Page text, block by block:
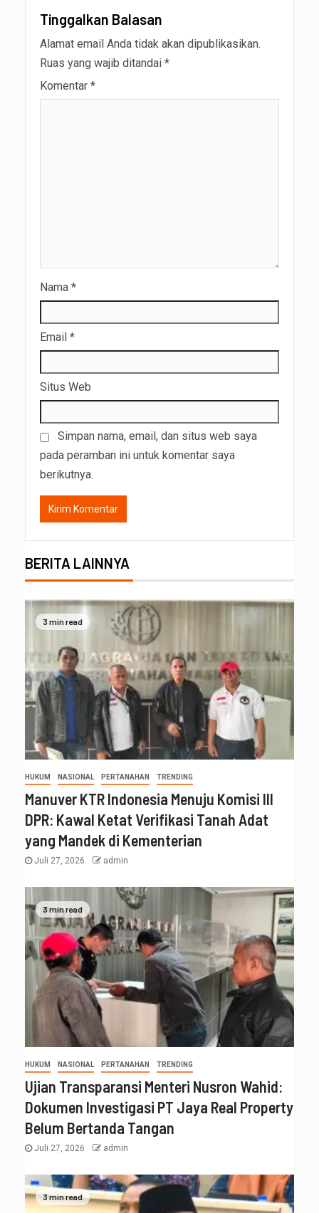
Tinggalkan Balasan
Alamat email Anda tidak akan dipublikasikan.
Ruas yang wajib ditandai *
Komentar *
Nama *
Email *
Situs Web
Simpan nama, email, dan situs web saya
pada peramban ini untuk komentar saya
berikutnya.
BERITA LAINNYA
3 min read
HUKUM NASIONAL PERTANAHAN TRENDING
Manuver KTR Indonesia Menuju Komisi III
DPR: Kawal Ketat Verifikasi Tanah Adat
yang Mandek di Kementerian
Juli 27, 2026 admin
3 min read
HUKUM NASIONAL PERTANAHAN TRENDING
Ujian Transparansi Menteri Nusron Wahid:
Dokumen Investigasi PT Jaya Real Property
Belum Bertanda Tangan
Juli 27, 2026 admin
3 min read